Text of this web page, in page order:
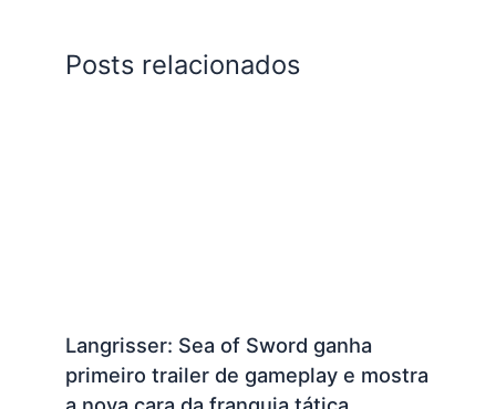
Posts relacionados
Langrisser: Sea of Sword ganha
primeiro trailer de gameplay e mostra